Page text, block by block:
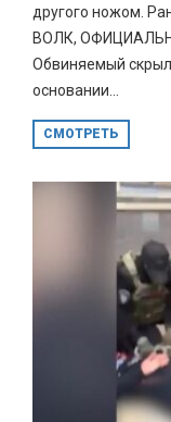
другого ножом.
ВОЛК,
Обвиняемый
основании...
СМОТРЕТЬ